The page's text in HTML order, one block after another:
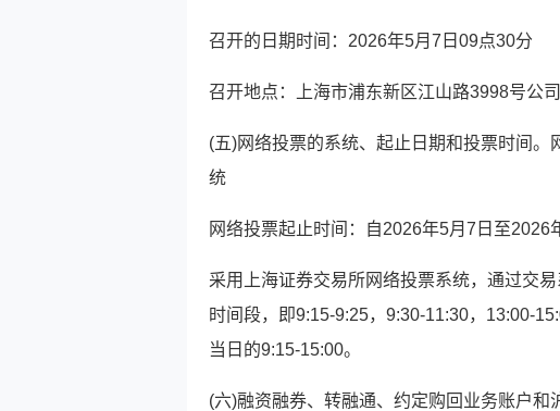
召开的日期时间：2026年5月7日09点30分
召开地点：上海市浦东新区江山路3998号公
(五)网络投票的系统、起止日期和投票时间
统
网络投票起止时间：自2026年5月7日至2026
采用上海证券交易所网络投票系统，通过交
时间段，即9:15-9:25，9:30-11:30，13:00-
当日的9:15-15:00。
(六)融资融券、转融通、约定购回业务账户和